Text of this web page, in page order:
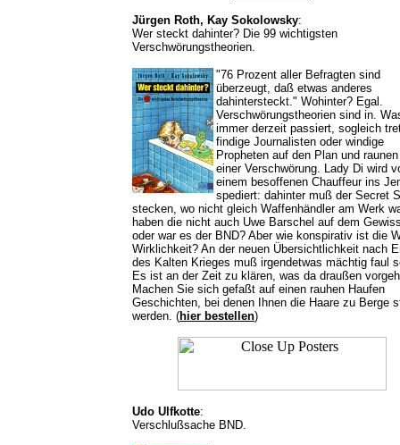
Jürgen Roth, Kay Sokolowsky:
Wer steckt dahinter? Die 99 wichtigsten
Verschwörungstheorien.
"76 Prozent aller Befragten sind
überzeugt, daß etwas anderes
dahintersteckt." Wohinter? Egal.
Verschwörungstheorien sind in.
immer derzeit passiert, sogleich
findige Journalisten oder windige
Propheten auf den Plan und
einer Verschwörung. Lady Di wird
einem besoffenen Chauffeur ins
spediert: dahinter muß der Secret
stecken, wo nicht gleich Waffenhändler am Werk
haben die nicht auch Uwe Barschel auf dem
oder war es der BND? Aber wie konspirativ ist die
Wirklichkeit? An der neuen Übersichtlichkeit nach
des Kalten Krieges muß irgendetwas mächtig faul
Es ist an der Zeit zu klären, was da draußen
Machen Sie sich gefaßt auf einen rauhen Haufen
Geschichten, bei denen Ihnen die Haare zu Berge
werden. (hier bestellen)
Udo Ulfkotte:
Verschlußsache BND.